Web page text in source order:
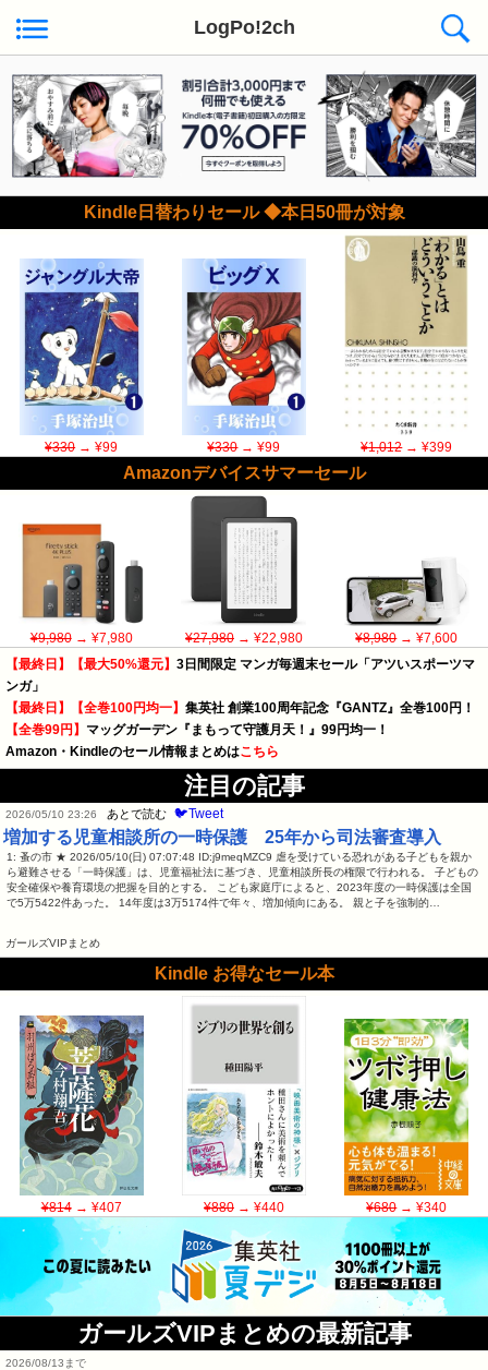
LogPo!2ch
Kindle日替わりセール ◆本日50冊が対象
¥330→ ¥99 ¥330→ ¥99 ¥1,012→ ¥399
Amazonデバイスサマーセール
¥9,980→ ¥7,980 ¥27,980→ ¥22,980 ¥8,980→ ¥7,600
【最終日】【最大50%還元】 3日間限定 マンガ毎週末セール「アツいスポーツマ
ンガ」
【最終日】【全巻100円均一】 集英社 創業100周年記念『GANTZ』全巻100円！
【全巻99円】 マッグガーデン『まもって守護月天！』99円均一！
Amazon・Kindleのセール情報まとめはこちら
注目の記事
2026/05/10 23:26 あとで読む 🐦Tweet
増加する児童相談所の一時保護 25年から司法審査導入
1: 蚤の市 ★ 2026/05/10(日) 07:07:48 ID:j9meqMZC9 虐を受けている恐れがある子どもを親か
ら避難させる「一時保護」は、児童福祉法に基づき、児童相談所長の権限で行われる。 子どもの
安全確保や養育環境の把握を目的とする。 こども家庭庁によると、2023年度の一時保護は全国
で5万5422件あった。 14年度は3万5174件で年々、増加傾向にある。 親と子を強制的…
ガールズVIPまとめ
Kindle お得なセール本
¥814→ ¥407 ¥880→ ¥440 ¥680→ ¥340
ガールズVIPまとめの最新記事
2026/08/13まで